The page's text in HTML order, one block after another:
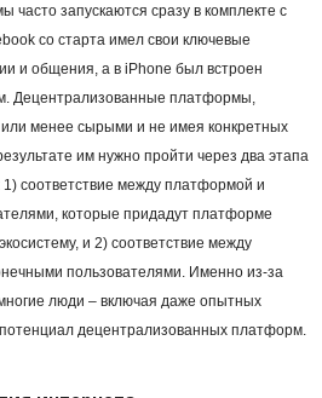
запускаются сразу в комплекте с
со старта имел свои ключевые
и общения, а в iPhone был встроен
Децентрализованные платформы,
менее сырыми и не имея конкретных
им нужно пройти через два этапа
1) соответствие между платформой и
которые придадут платформе
и 2) соответствие между
пользователями. Именно из-за
люди – включая даже опытных
децентрализованных платформ.